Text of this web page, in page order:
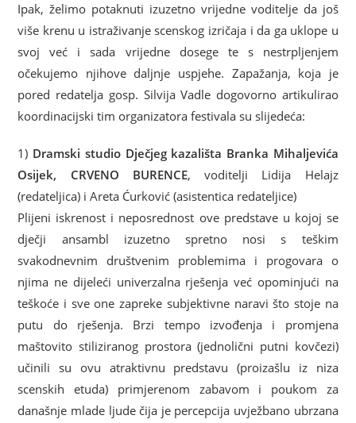
Ipak, želimo potaknuti izuzetno vrijedne voditelje da još
više krenu u istraživanje scenskog izričaja i da ga uklope u
svoj već i sada vrijedne dosege te s nestrpljenjem
očekujemo njihove daljnje uspjehe. Zapažanja, koja je
pored redatelja gosp. Silvija Vadle dogovorno artikulirao
koordinacijski tim organizatora festivala su slijedeća:
1) Dramski studio Dječjeg kazališta Branka Mihaljevića
Osijek, CRVENO BURENCE, voditelji Lidija Helajz
(redateljica) i Areta Ćurković (asistentica redateljice)
Plijeni iskrenost i neposrednost ove predstave u kojoj se
dječji ansambl izuzetno spretno nosi s teškim
svakodnevnim društvenim problemima i progovara o
njima ne dijeleći univerzalna rješenja već opominjući na
teškoće i sve one zapreke subjektivne naravi što stoje na
putu do rješenja. Brzi tempo izvođenja i promjena
maštovito stiliziranog prostora (jednolični putni kovčezi)
učinili su ovu atraktivnu predstavu (proizašlu iz niza
scenskih etuda) primjerenom zabavom i poukom za
današnje mlade ljude čija je percepcija uvježbano ubrzana